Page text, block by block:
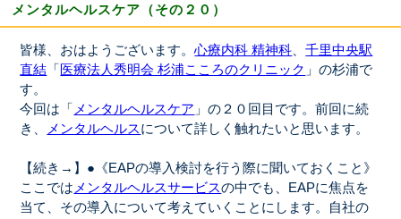
メンタルヘルスケア（その２０）
皆様、おはようございます。心療内科 精神科、千里中央駅
直結 「 医療法人秀明会 杉浦こころのクリニック 」の杉浦で
す。
今回は「 メンタルヘルスケア 」の２０回目です。前回に続
き、
メンタルヘルスについて詳しく触れたいと思います。
【続き→】●《EAPの導入検討を行う際に聞いておくこと》
ここではメンタルヘルスサービスの中でも、EAPに焦点を
当て、その導入について考えていくことにします。自社の